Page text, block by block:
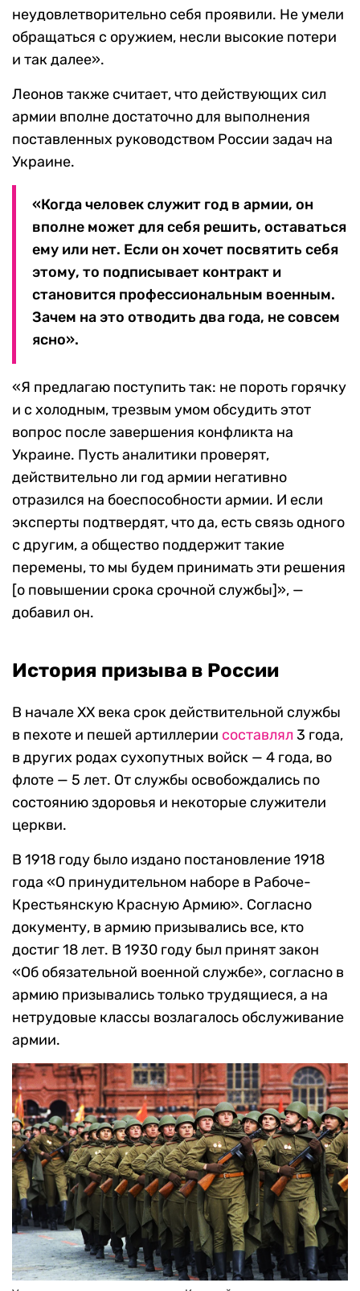
неудовлетворительно себя проявили. Не умели
обращаться с оружием, несли высокие потери
и так далее».
Леонов также считает, что действующих сил
армии вполне достаточно для выполнения
поставленных руководством России задач на
Украине.
«Когда человек служит год в армии, он
вполне может для себя решить, оставаться
ему или нет. Если он хочет посвятить себя
этому, то подписывает контракт и
становится профессиональным военным.
Зачем на это отводить два года, не совсем
ясно».
«Я предлагаю поступить так: не пороть горячку
и с холодным, трезвым умом обсудить этот
вопрос после завершения конфликта на
Украине. Пусть аналитики проверят,
действительно ли год армии негативно
отразился на боеспособности армии. И если
эксперты подтвердят, что да, есть связь одного
с другим, а общество поддержит такие
перемены, то мы будем принимать эти решения
[о повышении срока срочной службы]», —
добавил он.
История призыва в России
В начале XX века срок действительной службы
в пехоте и пешей артиллерии составлял 3 года,
в других родах сухопутных войск — 4 года, во
флоте — 5 лет. От службы освобождались по
состоянию здоровья и некоторые служители
церкви.
В 1918 году было издано постановление 1918
года «О принудительном наборе в Рабоче-
Крестьянскую Красную Армию». Согласно
документу, в армию призывались все, кто
достиг 18 лет. В 1930 году был принят закон
«Об обязательной военной службе», согласно в
армию призывались только трудящиеся, а на
нетрудовые классы возлагалось обслуживание
армии.